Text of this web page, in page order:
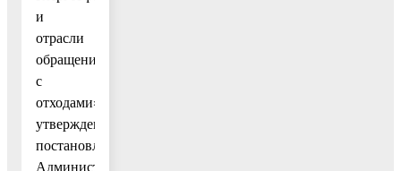
и
отрасли
обращения
с
отходами»,
утвержденную
постановлением
Администрации